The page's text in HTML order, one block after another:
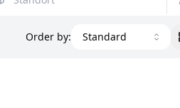
Order by: Standard